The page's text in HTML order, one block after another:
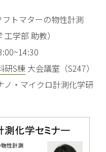
トマターの物性計測
学部 助教）
研S棟 大会議室（S247）
ノ・マイクロ計測化学研